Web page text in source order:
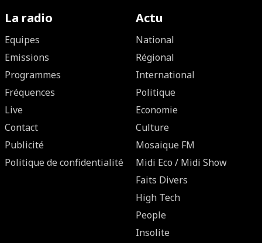
La radio
Equipes
Emissions
Programmes
Fréquences
Live
Contact
Publicité
Politique de confidentialité
Actu
National
Régional
International
Politique
Economie
Culture
Mosaique FM
Midi Eco / Midi Show
Faits Divers
High Tech
People
Insolite